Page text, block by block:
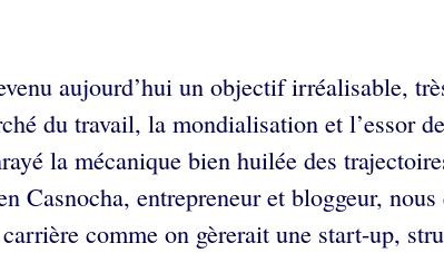
aujourd’hui un objectif irréalisable,
du travail, la mondialisation et l’essor
la mécanique bien huilée des
entrepreneur et bloggeur, nous
comme on gèrerait une start-up,